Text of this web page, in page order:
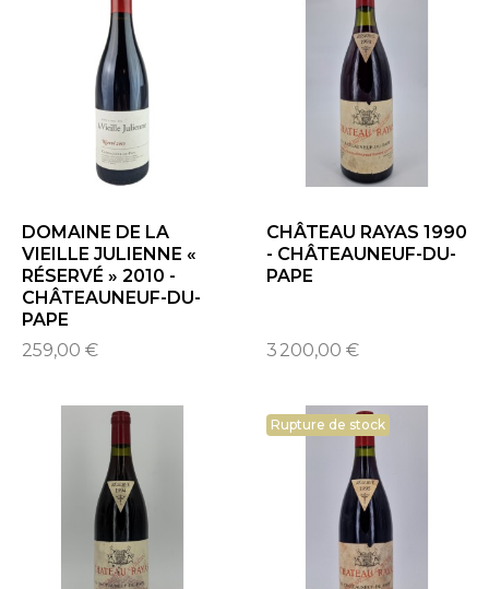
DOMAINE DE LA
VIEILLE JULIENNE «
RÉSERVÉ » 2010 -
CHÂTEAUNEUF-DU-
PAPE
259,00 €
CHÂTEAU RAYAS 1990
- CHÂTEAUNEUF-DU-
PAPE
3 200,00 €
Rupture de stock